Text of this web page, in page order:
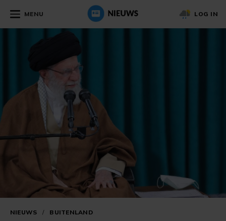
MENU LOG IN
NIEUWS / BUITENLAND